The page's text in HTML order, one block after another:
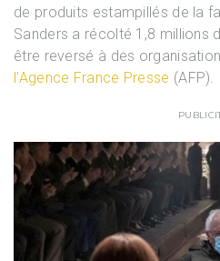
de produits estampillés de la
Sanders a récolté 1,8 millions
être reversé à des
l’Agence France Presse (AFP).